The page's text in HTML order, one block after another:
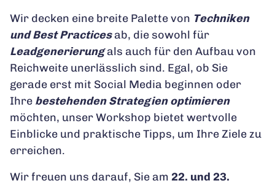
Wir decken eine breite Palette von Techniken
und Best Practicesab, die sowohl für
Leadgenerierungals auch für den Aufbau von
Reichweite unerlässlich sind. Egal, ob Sie
gerade erst mit Social Media beginnen oder
Ihre bestehenden Strategien optimieren
möchten, unser Workshop bietet wertvolle
Einblicke und praktische Tipps, um Ihre Ziele zu
erreichen.
Wir freuen uns darauf, Sie am 22. und 23.